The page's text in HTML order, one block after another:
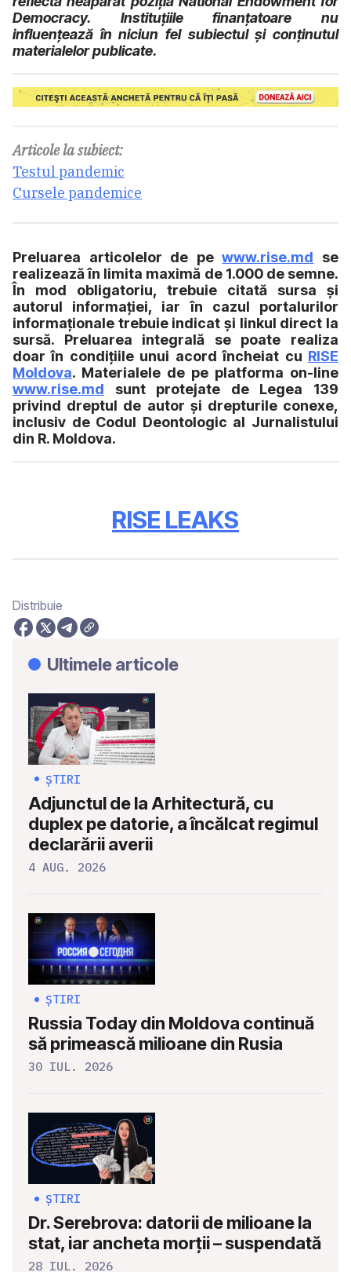
Democracy. Instituțiile finanțatoare nu
influențează în niciun fel subiectul şi conținutul
materialelor publicate.
Articole la subiect:
Testul pandemic
Cursele pandemice
Preluarea articolelor de pewww.rise.md se
realizează în limita maximă de 1.000 de semne.
În mod obligatoriu, trebuie citată sursa și
autorul informației, iar în cazul portalurilor
informaționale trebuie indicat și linkul direct la
sursă. Preluarea integrală se poate realiza
doar în condițiile unui acord încheiat cu RISE
Moldova. Materialele de pe platforma on-line
www.rise.md sunt protejate de Legea 139
privind dreptul de autor și drepturile conexe,
inclusiv de Codul Deontologic al Jurnalistului
din R. Moldova.
RISE LEAKS
Distribuie
Ultimele articole
ȘTIRI
Adjunctul de la Arhitectură, cu
duplex pe datorie, a încălcat regimul
declarării averii
4 AUG. 2026
ȘTIRI
Russia Today din Moldova continuă
să primească milioane din Rusia
30 IUL. 2026
ȘTIRI
Dr. Serebrova: datorii de milioane la
stat, iar ancheta morții – suspendată
28 IUL. 2026